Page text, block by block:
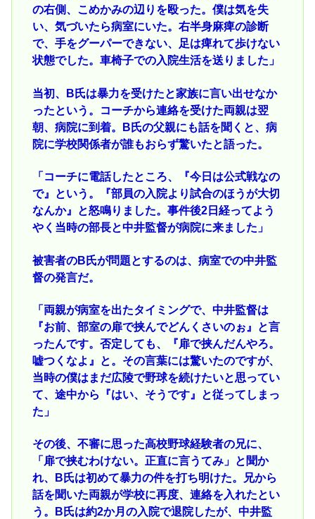
の右側、こめかみの辺りを殴った。僕は気を失
い、気づいたら病室にいた。右半身麻痺の診断
で、手をグーパーできない、足は痺れて歩けない
状態でした。車椅子での入院生活を送りました」
当初、B氏は暴力を受けたと家族に言い出せなか
ったという。コーチから連絡を受けた両親は翌
朝、病院に到着。B氏の父親にも話を聞くと、病
院に学校関係者が誰もおらず驚いたと語った。
「コーチに電話したところ、『今日は公式戦なの
で』という。『部員の入院より試合のほうが大切
なんか』と怒鳴りました。事件後2日経ってよう
やく当時の部長と中井監督が病院に来ました」
被害者のB氏が問題とするのは、病室での中井監
督の発言だ。
「両親が病室を出たタイミングで、中井監督は
『お前、部室の扉で挟んでどんくさいのぉ』と言
ったんです。否定しても、『扉で挟んだんやろ。
嘘つくなよ』と。その言葉には驚いたのですが、
当時の僕はまだ広陵で野球を続けたいと思ってい
て、途中から『はい、そうです』と従ってしまっ
た」
その後、不審に思った高校野球経験者の兄に、
「扉で挟むわけない。正直に言うてみ」と聞か
れ、B氏は初めて暴力の件を打ち明けた。兄から
話を聞いた両親が学校に再度、連絡を入れたとい
う。B氏は約2か月の入院で退院したが、中井監